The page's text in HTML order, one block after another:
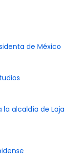
de México
la alcaldía de Laja